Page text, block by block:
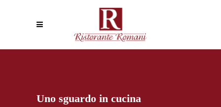
Uno sguardo in cucina